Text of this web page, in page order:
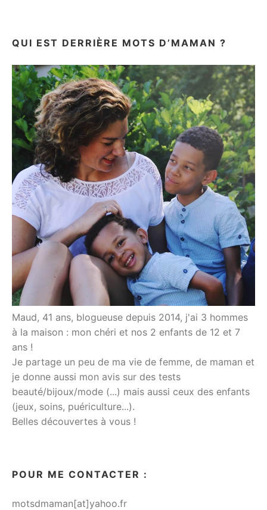
QUI EST DERRIÈRE MOTS D’MAMAN ?
Maud, 41 ans, blogueuse depuis 2014, j'ai 3 hommes
à la maison : mon chéri et nos 2 enfants de 12 et 7
ans !
Je partage un peu de ma vie de femme, de maman et
je donne aussi mon avis sur des tests
beauté/bijoux/mode (...) mais aussi ceux des enfants
(jeux, soins, puériculture...).
Belles découvertes à vous !
POUR ME CONTACTER :
motsdmaman[at]yahoo.fr